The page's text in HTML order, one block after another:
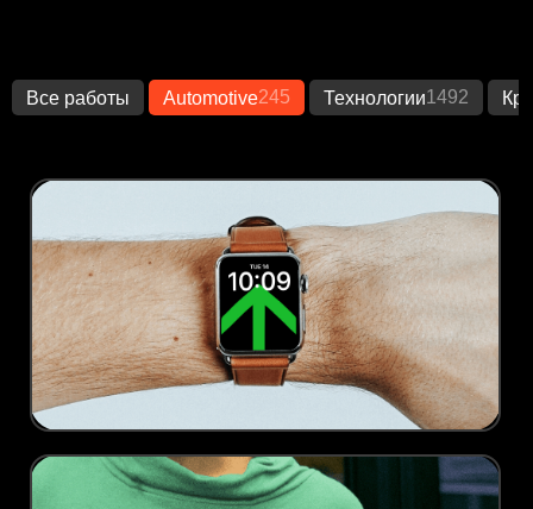
Все работы Automotive245 Технологии1492